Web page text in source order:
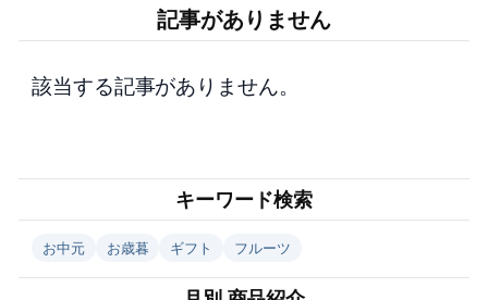
記事がありません
該当する記事がありません。
キーワード検索
お中元 お歳暮 ギフト フルーツ